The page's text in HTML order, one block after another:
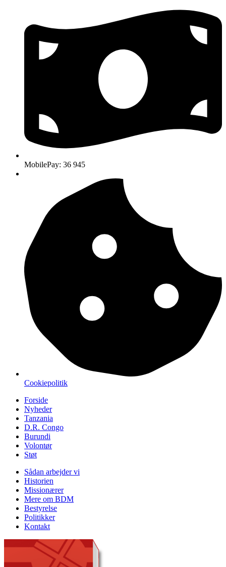
MobilePay: 36 945
Cookiepolitik
Forside
Nyheder
Tanzania
D.R. Congo
Burundi
Volontør
Støt
Sådan arbejder vi
Historien
Missionærer
Mere om BDM
Bestyrelse
Politikker
Kontakt